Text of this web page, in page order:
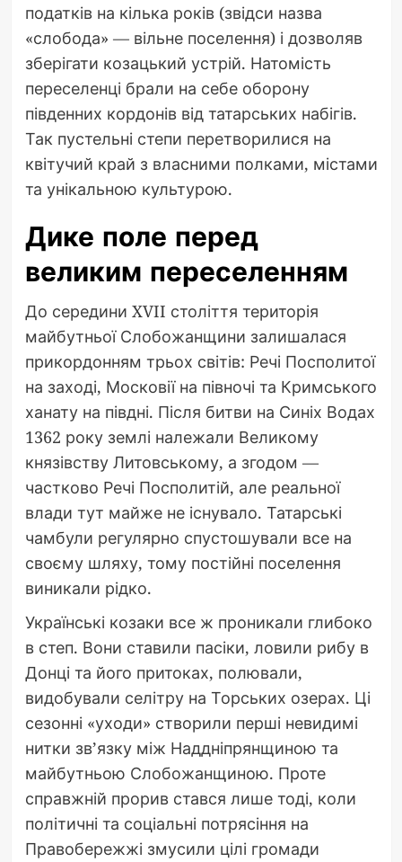
податків на кілька років (звідси назва
«слобода» — вільне поселення) і дозволяв
зберігати козацький устрій. Натомість
переселенці брали на себе оборону
південних кордонів від татарських набігів.
Так пустельні степи перетворилися на
квітучий край з власними полками, містами
та унікальною культурою.
Дике поле перед
великим переселенням
До середини XVII століття територія
майбутньої Слобожанщини залишалася
прикордонням трьох світів: Речі Посполитої
на заході, Московії на півночі та Кримського
ханату на півдні. Після битви на Синіх Водах
1362 року землі належали Великому
князівству Литовському, а згодом —
частково Речі Посполитій, але реальної
влади тут майже не існувало. Татарські
чамбули регулярно спустошували все на
своєму шляху, тому постійні поселення
виникали рідко.
Українські козаки все ж проникали глибоко
в степ. Вони ставили пасіки, ловили рибу в
Донці та його притоках, полювали,
видобували селітру на Торських озерах. Ці
сезонні «уходи» створили перші невидимі
нитки зв’язку між Наддніпрянщиною та
майбутньою Слобожанщиною. Проте
справжній прорив стався лише тоді, коли
політичні та соціальні потрясіння на
Правобережжі змусили цілі громади